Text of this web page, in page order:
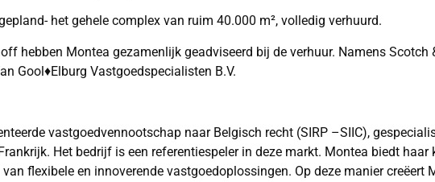
het gehele complex van ruim 40.000 m², volledig verhuurd.
hebben Montea gezamenlijk geadviseerd bij de verhuur. Namens Scotch
Gool♦Elburg Vastgoedspecialisten B.V.
vastgoedvennootschap naar Belgisch recht (SIRP –SIIC),
Het bedrijf is een referentiespeler in deze markt. Montea biedt haar
flexibele en innoverende vastgoedoplossingen. Op deze manier creëert